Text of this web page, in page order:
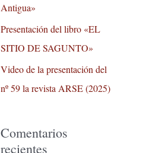
Antigua»
Presentación del libro «EL
SITIO DE SAGUNTO»
Video de la presentación del
nº 59 la revista ARSE (2025)
Comentarios
recientes